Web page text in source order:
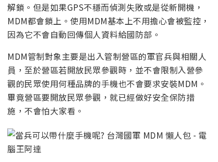
解鎖。但是如果GPS不穩而偵測失敗或是從新開機，
MDM都會鎖上。使用MDM基本上不用擔心會被監控，
因為它不會自動回傳個人資料給國防部。
MDM管制對象主要是出入管制營區的軍官兵與相關人
員，至於營區若開放民眾參觀時，並不會限制入營參
觀的民眾使用何種品牌的手機也不會要求安裝MDM。
畢竟營區要開放民眾參觀，就已經做好安全保防措
施，不會怕大家看。